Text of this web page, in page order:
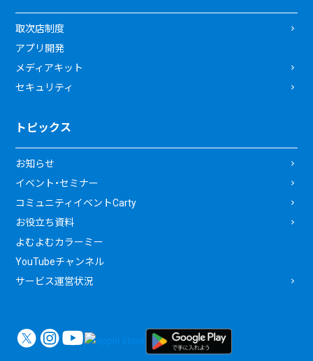
取次店制度
アプリ開発
メディアキット
セキュリティ
トピックス
お知らせ
イベント・セミナー
コミュニティイベントCarty
お役立ち資料
よむよむカラーミー
YouTubeチャンネル
サービス運営状況